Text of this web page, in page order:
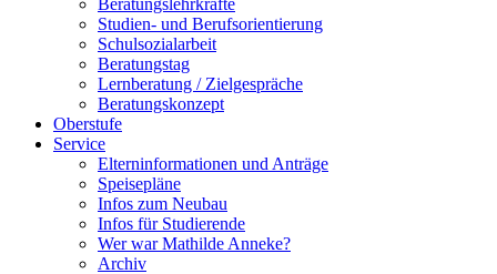
Beratungslehrkräfte
Studien- und Berufsorientierung
Schulsozialarbeit
Beratungstag
Lernberatung / Zielgespräche
Beratungskonzept
Oberstufe
Service
Elterninformationen und Anträge
Speisepläne
Infos zum Neubau
Infos für Studierende
Wer war Mathilde Anneke?
Archiv